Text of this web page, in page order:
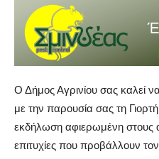
Ο Δήμος Αγρινίου σας καλεί
με την παρουσία σας τη
εκδήλωση αφιερωμένη στους
επιτυχίες που προβάλλουν